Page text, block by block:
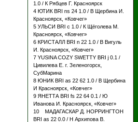
1.0 / К Рябцев Г. Красноярск
4 ЮТИК BRI ns 24 1.0 / В Щербина И.
Красноярск, «Ковчег»
5 УЛЬСИ BRI c 1.0 / К Щёголева М.
Красноярск, «Ковчег»
6 КРИСТАЛЛ BRI n 22 1.0 / В Вигуль
И. Красноярск, «Ковчег»
7 YUSINA COZY SWETTY BRI j 0.1 /
Цивилева Е. г. Зеленогорск,
СубМарина
8 ЮНИК BRI as 22 62 1.0 / В Щербина
И Красноярск, «Ковчег»
9 ЯНЕТТА BRI fs 22 64 0.1 / Ю
Иванова И. Красноярск, «Ковчег»
10 МАДАГАСКАР Д. НОРРИНГТОН
BRI аs 22 0.0 / Н Архипова В.